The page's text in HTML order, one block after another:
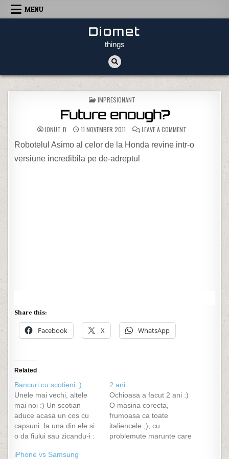
Skip to content
MENU
Diomet
things
POSTED IN
IMPRESIONANT
Future enough?
IONUT_D 11 NOVEMBER 2011 LEAVE A COMMENT
Robotelul Asimo al celor de la Honda revine intr-o
versiune incredibila pe de-adreptul
Share this:
Facebook X WhatsApp
Related
Bancuri cu scotieni :)
Unele mai vechi, altele
mai noi :) Un scotian
aduce acasa un cos cu
capsuni. Ia una din ele si
o da fiului sau zicandu-i :
gust. Un scotian pe patul
2 ani
Ochioasa a facut 2 ani :)
O masina corecta,
frumoasa ca toate
italiencele ;), cu
problemute marunte care
iPhone vs Samsung